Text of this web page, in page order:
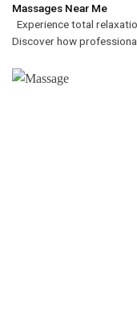
Massages Near Me
Experience total
Discover how